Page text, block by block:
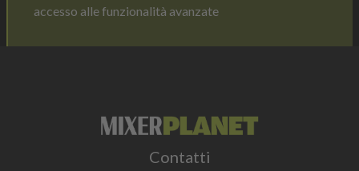
accesso alle funzionalità avanzate
Contatti